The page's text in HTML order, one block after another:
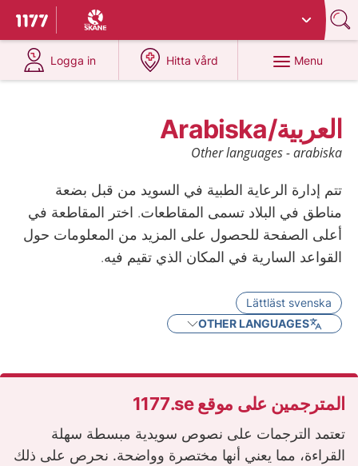
To start page for 1177
Du har valt region
Logga in
at 1177.se
Hitta vård
at 1177.se
Menu
العربية/Arabiska
Other languages - arabiska
تتم إدارة الرعاية الطبية في السويد من قبل بضعة
مناطق في البلاد تسمى المقاطعات. اختر المقاطعة في
أعلى الصفحة للحصول على المزيد من المعلومات حول
القواعد السارية في المكان الذي تقيم فيه.
Lättläst svenska
OTHER LANGUAGES
المترجمين على موقع ‎1177.se‎
تعتمد الترجمات على نصوص سويدية مبسطة سهلة
القراءة، مما يعني أنها مختصرة وواضحة. نحرص على ذلك